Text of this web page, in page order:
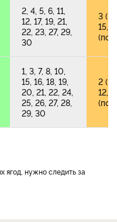
2, 4, 5, 6, 11,
12, 17, 19, 21,
22, 23, 27, 29,
30
3
15,
1, 3, 7, 8, 10,
15, 16, 18, 19,
20, 21, 22, 24,
25, 26, 27, 28,
29, 30
2
12,